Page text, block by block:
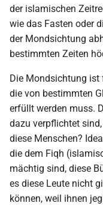
i
t
i
l
i
s
i
e
r
2018
2017
2016
2015
2014
2013
2012
der islamischen
wie das Fasten oder
der Mondsichtung
bestimmten Zeiten
Die Mondsichtung ist
die von bestimmten
erfüllt werden muss.
dazu verpflichtet
diese Menschen?
die dem Fiqh
mächtig sind, diese
es diese Leute nicht
können, weil ihnen